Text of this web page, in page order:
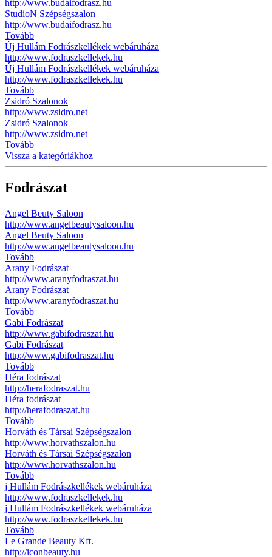
http://www.budaifodrasz.hu
StudioN Szépségszalon
http://www.budaifodrasz.hu
Tovább
Új Hullám Fodrászkellékek webáruháza
http://www.fodraszkellekek.hu
Új Hullám Fodrászkellékek webáruháza
http://www.fodraszkellekek.hu
Tovább
Zsidró Szalonok
http://www.zsidro.net
Zsidró Szalonok
http://www.zsidro.net
Tovább
Vissza a kategóriákhoz
Fodrászat
Angel Beuty Saloon
http://www.angelbeautysaloon.hu
Angel Beuty Saloon
http://www.angelbeautysaloon.hu
Tovább
Arany Fodrászat
http://www.aranyfodraszat.hu
Arany Fodrászat
http://www.aranyfodraszat.hu
Tovább
Gabi Fodrászat
http://www.gabifodraszat.hu
Gabi Fodrászat
http://www.gabifodraszat.hu
Tovább
Héra fodrászat
http://herafodraszat.hu
Héra fodrászat
http://herafodraszat.hu
Tovább
Horváth és Társai Szépségszalon
http://www.horvathszalon.hu
Horváth és Társai Szépségszalon
http://www.horvathszalon.hu
Tovább
j Hullám Fodrászkellékek webáruháza
http://www.fodraszkellekek.hu
j Hullám Fodrászkellékek webáruháza
http://www.fodraszkellekek.hu
Tovább
Le Grande Beauty Kft.
http://iconbeauty.hu